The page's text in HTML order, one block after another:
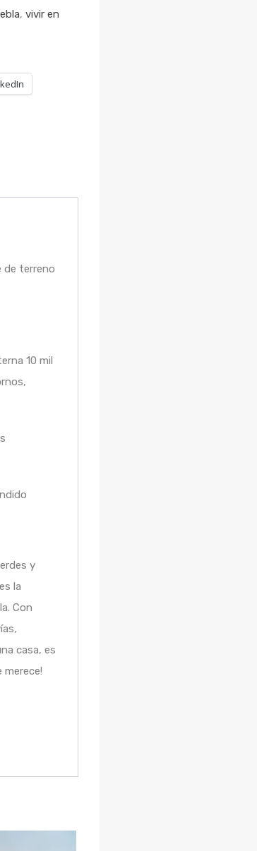
, vivir en
de terreno
10 mil
y
la
Con
casa, es
merece!